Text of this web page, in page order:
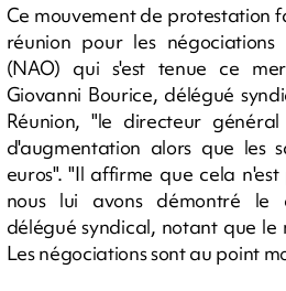
Ce mouvement de protestation
réunion pour les négociations
(NAO) qui s'est tenue ce
Giovanni Bourice, délégué
Réunion, "le directeur
d'augmentation alors que les
euros". "Il affirme que cela
nous lui avons démontré le
délégué syndical, notant que le
Les négociations sont au point